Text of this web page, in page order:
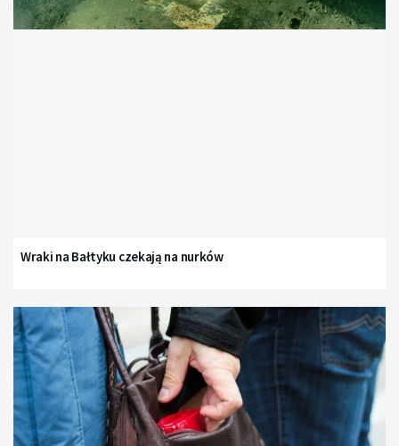
Wraki na Bałtyku czekają na nurków